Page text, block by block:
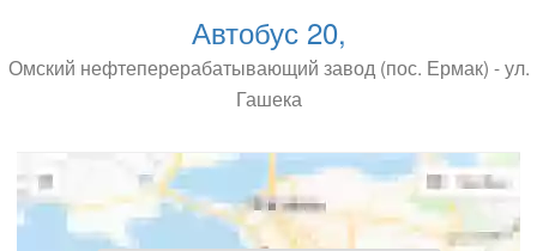
Автобус 20,
Омский нефтеперерабатывающий завод (пос. Ермак) - ул.
Гашека